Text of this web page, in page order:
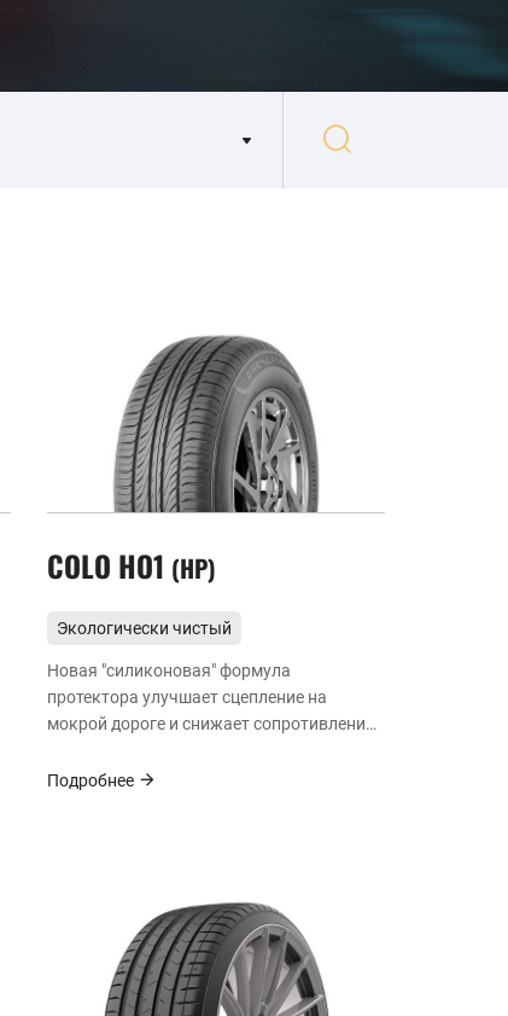
COLO HO1 HP
Экологически чистый
энергоэффективный
Новая "силиконовая" формула
протектора улучшает сцепление на
мокрой дороге и снижает сопротивление
экономичной езды.
Подробнее